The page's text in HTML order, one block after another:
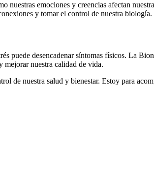
nuestras emociones y creencias afectan
y tomar el control de nuestra biología.
puede desencadenar síntomas físicos. La
mejorar nuestra calidad de vida.
de nuestra salud y bienestar. Estoy para